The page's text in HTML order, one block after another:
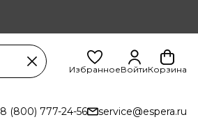
ИзбранноеВойтиКорзина
8 (800) 777-24-56 service@espera.ru